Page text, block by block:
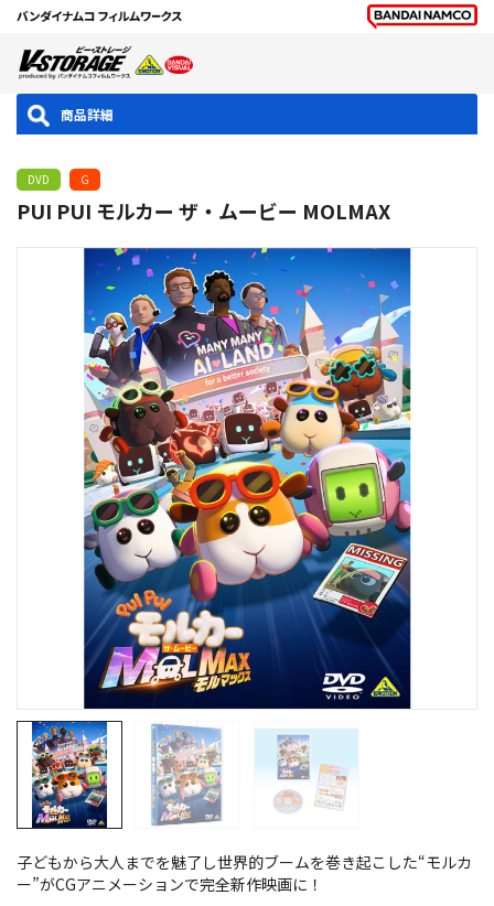
商品詳細
DVD G
PUI PUI モルカー ザ・ムービー MOLMAX
子どもから大人までを魅了し世界的ブームを巻き起こした“モルカ
ー”がCGアニメーションで完全新作映画に！